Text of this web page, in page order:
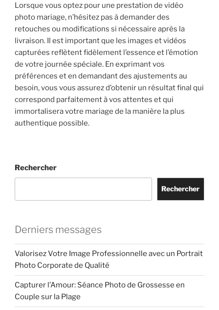
Lorsque vous optez pour une prestation de vidéo
photo mariage, n’hésitez pas à demander des
retouches ou modifications si nécessaire après la
livraison. Il est important que les images et vidéos
capturées reflètent fidèlement l’essence et l’émotion
de votre journée spéciale. En exprimant vos
préférences et en demandant des ajustements au
besoin, vous vous assurez d’obtenir un résultat final qui
correspond parfaitement à vos attentes et qui
immortalisera votre mariage de la manière la plus
authentique possible.
Rechercher
Rechercher
Derniers messages
Valorisez Votre Image Professionnelle avec un Portrait
Photo Corporate de Qualité
Capturer l’Amour: Séance Photo de Grossesse en
Couple sur la Plage